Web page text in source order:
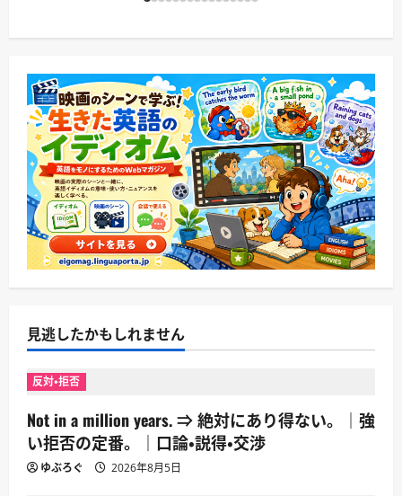
見逃したかもしれません
反対・拒否
Not in a million years. ⇒ 絶対にあり得ない。｜強
い拒否の定番。｜口論・説得・交渉
ゆぶろぐ 2026年8月5日